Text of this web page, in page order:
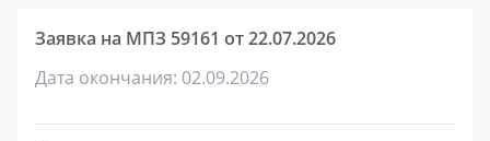
Заявка на МПЗ 59161 от 22.07.2026
Дата окончания: 02.09.2026